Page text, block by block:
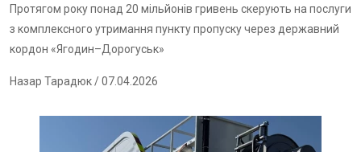
Протягом року понад 20 мільйонів гривень скерують на послуги
з комплексного утримання пункту пропуску через державний
кордон «Ягодин–Дорогуськ»
Назар Тарадюк/ 07.04.2026